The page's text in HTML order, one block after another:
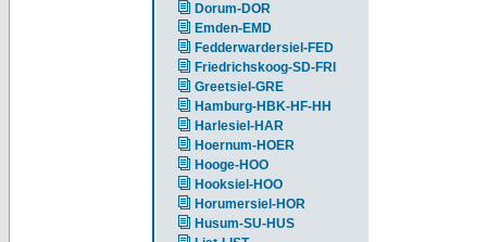
Dorum-DOR
Emden-EMD
Fedderwardersiel-FED
Friedrichskoog-SD-FRI
Greetsiel-GRE
Hamburg-HBK-HF-HH
Harlesiel-HAR
Hoernum-HOER
Hooge-HOO
Hooksiel-HOO
Horumersiel-HOR
Husum-SU-HUS